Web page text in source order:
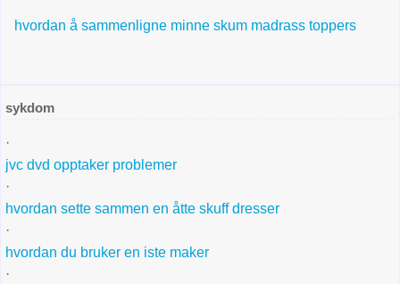
hvordan å sammenligne minne skum madrass toppers
sykdom
·
jvc dvd opptaker problemer
·
hvordan sette sammen en åtte skuff dresser
·
hvordan du bruker en iste maker
·